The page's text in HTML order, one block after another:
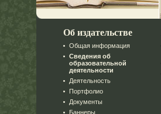
Об издательстве
Общая информация
Сведения об
образовательной
деятельности
Деятельность
Портфолио
Документы
Баннеры